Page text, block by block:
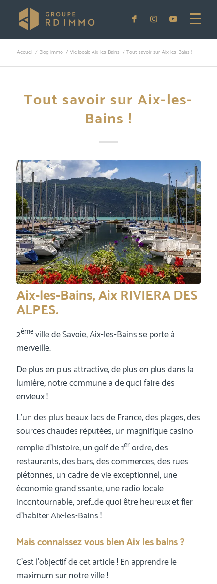
Accueil / Blog immo / Vie locale Aix-les-Bains / Tout savoir sur Aix-les-Bains !
Tout savoir sur Aix-les-
Bains !
Aix-les-Bains, Aix RIVIERA DES
ALPES.
2èmeville de Savoie, Aix-les-Bains se porte à
merveille.
De plus en plus attractive, de plus en plus dans la
lumière, notre commune a de quoi faire des
envieux !
L’un des plus beaux lacs de France, des plages, des
sources chaudes réputées, un magnifique casino
remplie d’histoire, un golf de 1erordre, des
restaurants, des bars, des commerces, des rues
piétonnes, un cadre de vie exceptionnel, une
économie grandissante, une radio locale
incontournable, bref…de quoi être heureux et fier
d’habiter Aix-les-Bains !
Mais connaissez vous bien Aix les bains ?
C’est l’objectif de cet article ! En apprendre le
maximum sur notre ville !